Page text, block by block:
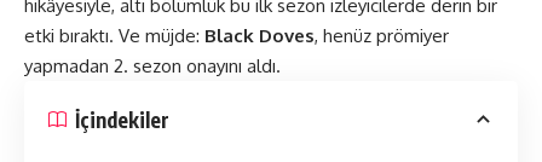
hikâyesiyle, altı bölümlük bu ilk sezon izleyicilerde derin bir
etki bıraktı. Ve müjde: Black Doves, henüz prömiyer
yapmadan 2. sezon onayını aldı​​.
İçindekiler